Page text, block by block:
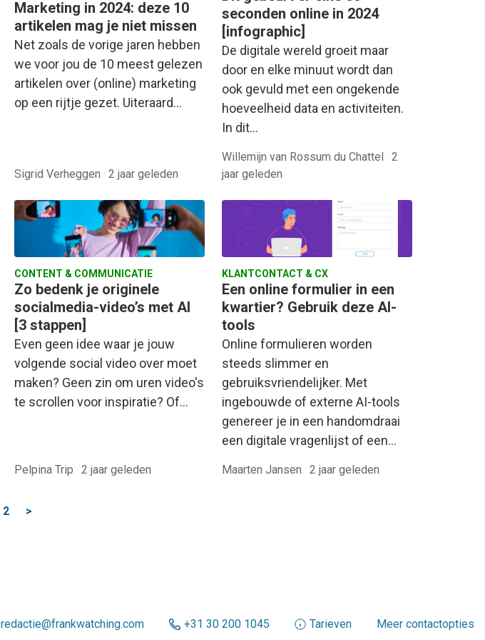
Marketing in 2024: deze 10
artikelen mag je niet missen
Net zoals de vorige jaren hebben
we voor jou de 10 meest gelezen
artikelen over (online) marketing
op een rijtje gezet. Uiteraard…
Sigrid Verheggen · 2 jaar geleden
seconden online in 2024
[infographic]
De digitale wereld groeit maar
door en elke minuut wordt dan
ook gevuld met een ongekende
hoeveelheid data en activiteiten.
In dit…
Willemijn van Rossum du Chattel · 2
jaar geleden
CONTENT & COMMUNICATIE
Zo bedenk je originele
socialmedia-video’s met AI
[3 stappen]
Even geen idee waar je jouw
volgende social video over moet
maken? Geen zin om uren video's
te scrollen voor inspiratie? Of…
Pelpina Trip · 2 jaar geleden
KLANTCONTACT & CX
Een online formulier in een
kwartier? Gebruik deze AI-
tools
Online formulieren worden
steeds slimmer en
gebruiksvriendelijker. Met
ingebouwde of externe AI-tools
genereer je in een handomdraai
een digitale vragenlijst of een…
Maarten Jansen · 2 jaar geleden
2 >
redactie@frankwatching.com +31 30 200 1045 Tarieven Meer contactopties